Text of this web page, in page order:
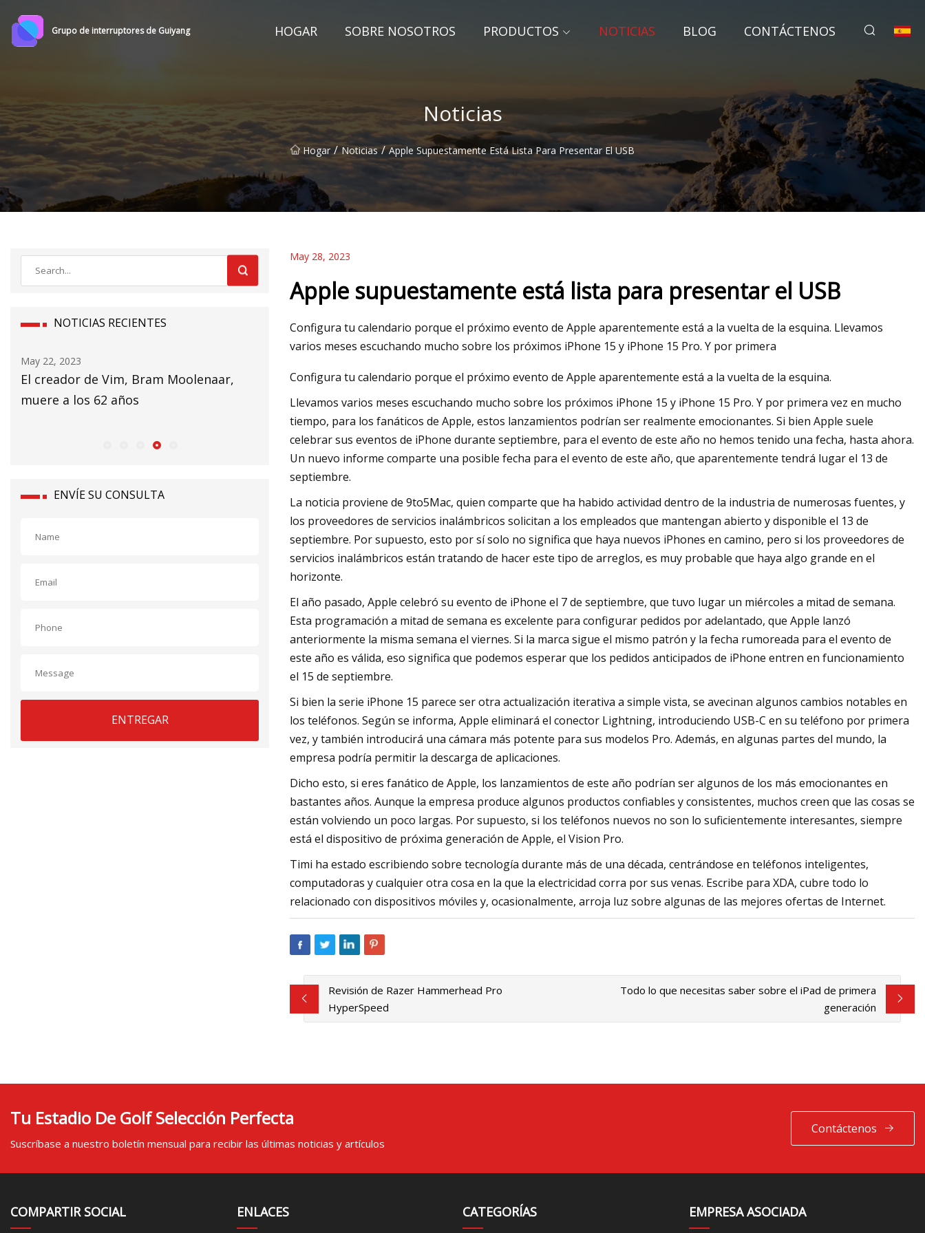
Grupo de interruptores de Guiyang HOGAR SOBRE NOSOTROS PRODUCTOS NOTICIAS BLOG CONTÁCTENOS
Noticias
Hogar / Noticias / Apple Supuestamente Está Lista Para Presentar El USB
NOTICIAS RECIENTES
May 22, 2023
El creador de Vim, Bram Moolenaar,
muere a los 62 años
Clark Wire & Cable anuncia asociación
con Maxvideo Digital System
¿Qué diferencia a DisplayPort de HDMI?
ENVÍE SU CONSULTA
ENTREGAR
May 28, 2023
Apple supuestamente está lista para presentar el USB
Configura tu calendario porque el próximo evento de Apple aparentemente está a la vuelta de la esquina. Llevamos
varios meses escuchando mucho sobre los próximos iPhone 15 y iPhone 15 Pro. Y por primera
Configura tu calendario porque el próximo evento de Apple aparentemente está a la vuelta de la esquina.
Llevamos varios meses escuchando mucho sobre los próximos iPhone 15 y iPhone 15 Pro. Y por primera vez en mucho
tiempo, para los fanáticos de Apple, estos lanzamientos podrían ser realmente emocionantes. Si bien Apple suele
celebrar sus eventos de iPhone durante septiembre, para el evento de este año no hemos tenido una fecha, hasta ahora.
Un nuevo informe comparte una posible fecha para el evento de este año, que aparentemente tendrá lugar el 13 de
septiembre.
La noticia proviene de 9to5Mac, quien comparte que ha habido actividad dentro de la industria de numerosas fuentes, y
los proveedores de servicios inalámbricos solicitan a los empleados que mantengan abierto y disponible el 13 de
septiembre. Por supuesto, esto por sí solo no significa que haya nuevos iPhones en camino, pero si los proveedores de
servicios inalámbricos están tratando de hacer este tipo de arreglos, es muy probable que haya algo grande en el
horizonte.
El año pasado, Apple celebró su evento de iPhone el 7 de septiembre, que tuvo lugar un miércoles a mitad de semana.
Esta programación a mitad de semana es excelente para configurar pedidos por adelantado, que Apple lanzó
anteriormente la misma semana el viernes. Si la marca sigue el mismo patrón y la fecha rumoreada para el evento de
este año es válida, eso significa que podemos esperar que los pedidos anticipados de iPhone entren en funcionamiento
el 15 de septiembre.
Si bien la serie iPhone 15 parece ser otra actualización iterativa a simple vista, se avecinan algunos cambios notables en
los teléfonos. Según se informa, Apple eliminará el conector Lightning, introduciendo USB-C en su teléfono por primera
vez, y también introducirá una cámara más potente para sus modelos Pro. Además, en algunas partes del mundo, la
empresa podría permitir la descarga de aplicaciones.
Dicho esto, si eres fanático de Apple, los lanzamientos de este año podrían ser algunos de los más emocionantes en
bastantes años. Aunque la empresa produce algunos productos confiables y consistentes, muchos creen que las cosas se
están volviendo un poco largas. Por supuesto, si los teléfonos nuevos no son lo suficientemente interesantes, siempre
está el dispositivo de próxima generación de Apple, el Vision Pro.
Timi ha estado escribiendo sobre tecnología durante más de una década, centrándose en teléfonos inteligentes,
computadoras y cualquier otra cosa en la que la electricidad corra por sus venas. Escribe para XDA, cubre todo lo
relacionado con dispositivos móviles y, ocasionalmente, arroja luz sobre algunas de las mejores ofertas de Internet.
Revisión de Razer Hammerhead Pro
HyperSpeed
Todo lo que necesitas saber sobre el iPad de primera
generación
Tu Estadio De Golf Selección Perfecta
Suscríbase a nuestro boletín mensual para recibir las últimas noticias y artículos
Contáctenos
COMPARTIR SOCIAL ENLACES CATEGORÍAS EMPRESA ASOCIADA